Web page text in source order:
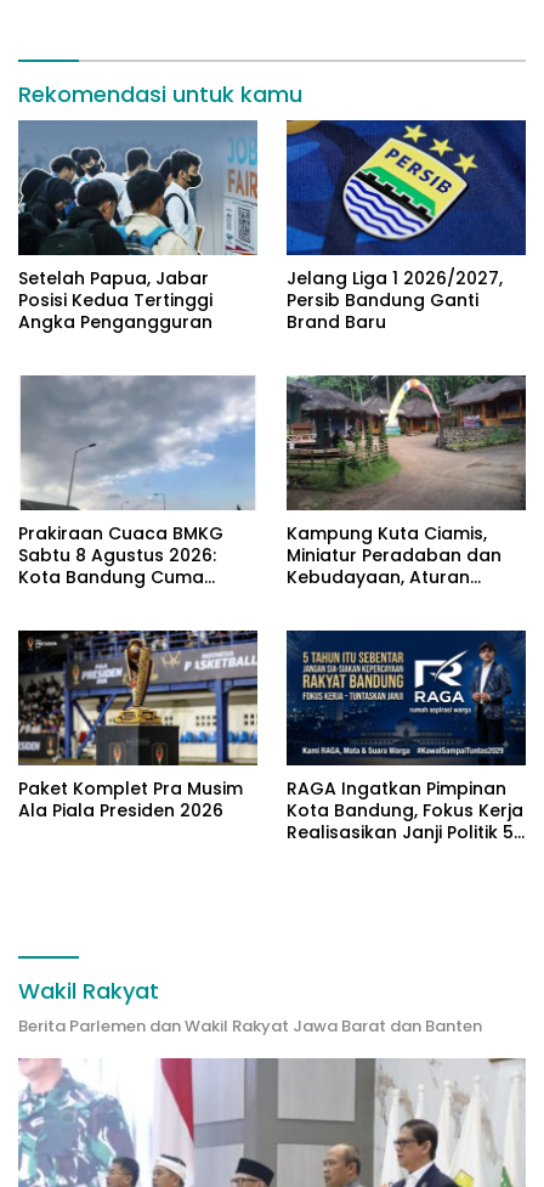
Rekomendasi untuk kamu
Setelah Papua, Jabar
Posisi Kedua Tertinggi
Angka Pengangguran
Jelang Liga 1 2026/2027,
Persib Bandung Ganti
Brand Baru
Prakiraan Cuaca BMKG
Sabtu 8 Agustus 2026:
Kota Bandung Cuma
Kampung Kuta Ciamis,
Miniatur Peradaban dan
Kebudayaan, Aturan
Paket Komplet Pra Musim
Ala Piala Presiden 2026
RAGA Ingatkan Pimpinan
Kota Bandung, Fokus Kerja
Realisasikan Janji Politik 5
Wakil Rakyat
Berita Parlemen dan Wakil Rakyat Jawa Barat dan Banten